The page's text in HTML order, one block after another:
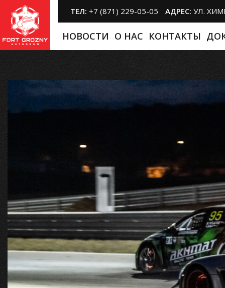
ТЕЛ: +7 (871) 229-05-05 АДРЕС: УЛ.
НОВОСТИ O НАС КОНТАКТЫ